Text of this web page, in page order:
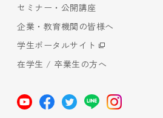
セミナー・公開講座
企業・教育機関の皆様へ
学生ポータルサイト
在学生 / 卒業生の方へ